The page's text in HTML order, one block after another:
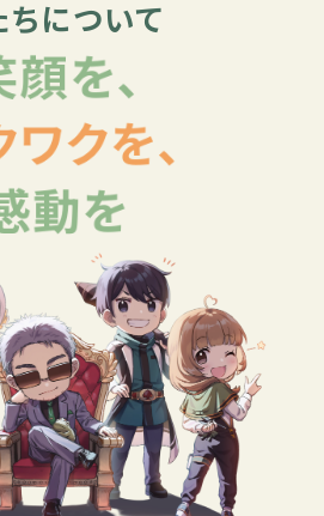
様のロゴを制作させていただきまし
ちについて
顔を、
ワクを、
動を